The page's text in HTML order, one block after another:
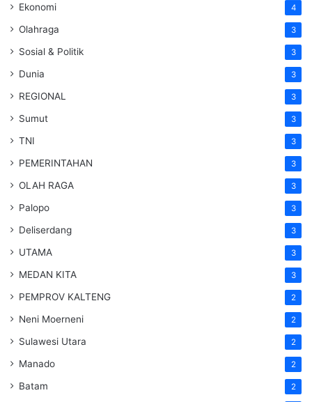
Ekonomi 4
Olahraga 3
Sosial & Politik 3
Dunia 3
REGIONAL 3
Sumut 3
TNI 3
PEMERINTAHAN 3
OLAH RAGA 3
Palopo 3
Deliserdang 3
UTAMA 3
MEDAN KITA 3
PEMPROV KALTENG 2
Neni Moerneni 2
Sulawesi Utara 2
Manado 2
Batam 2